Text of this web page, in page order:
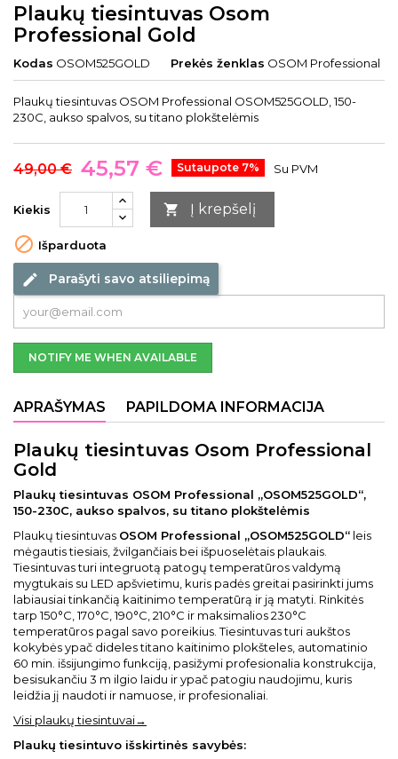
Plaukų tiesintuvas Osom
Professional Gold
Kodas OSOM525GOLD Prekės ženklas OSOM Professional
Plaukų tiesintuvas OSOM Professional OSOM525GOLD, 150-
230C, aukso spalvos, su titano plokštelėmis
49,00 € 45,57 € Sutaupote 7% Su PVM
Kiekis  Į krepšelį
 Išparduota
edit Parašyti savo atsiliepimą
NOTIFY ME WHEN AVAILABLE
APRAŠYMAS PAPILDOMA INFORMACIJA
Plaukų tiesintuvas Osom Professional
Gold
Plaukų tiesintuvas OSOM Professional „OSOM525GOLD“,
150-230C, aukso spalvos, su titano plokštelėmis
Plaukų tiesintuvas OSOM Professional „OSOM525GOLD“ leis
mėgautis tiesiais, žvilgančiais bei išpuoselėtais plaukais.
Tiesintuvas turi integruotą patogų temperatūros valdymą
mygtukais su LED apšvietimu, kuris padės greitai pasirinkti jums
labiausiai tinkančią kaitinimo temperatūrą ir ją matyti. Rinkitės
tarp 150°C, 170°C, 190°C, 210°C ir maksimalios 230°C
temperatūros pagal savo poreikius. Tiesintuvas turi aukštos
kokybės ypač dideles titano kaitinimo plokšteles, automatinio
60 min. išsijungimo funkciją, pasižymi profesionalia konstrukcija,
besisukančiu 3 m ilgio laidu ir ypač patogiu naudojimu, kuris
leidžia jį naudoti ir namuose, ir profesionaliai.
Visi plaukų tiesintuvai→
Plaukų tiesintuvo išskirtinės savybės: